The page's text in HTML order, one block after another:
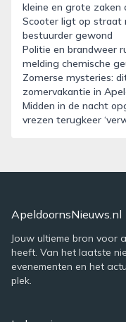
kleine en grote zaken
Scooter ligt op straat
bestuurder gewond
Politie en brandweer
melding chemische
Zomerse mysteries:
zomervakantie in
Midden in de nacht
vrezen terugkeer
ApeldoornsNieuws.nl
Jouw ultieme bron voor
heeft. Van het laatste
evenementen en het
plek.